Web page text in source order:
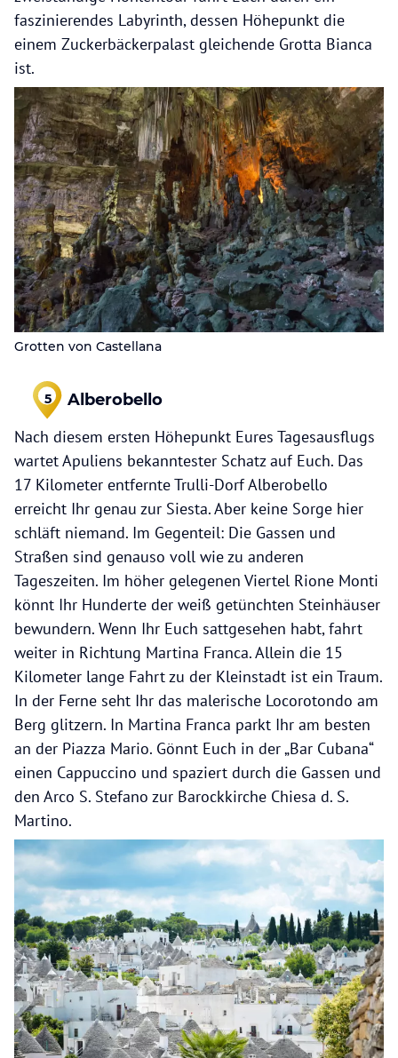
Grotten von Castellana
faszinierendes Labyrinth, dessen Höhepunkt die
einem Zuckerbäckerpalast gleichende Grotta Bianca
ist.
5 Alberobello
Nach diesem ersten Höhepunkt Eures Tagesausflugs
wartet Apuliens bekanntester Schatz auf Euch. Das
17 Kilometer entfernte Trulli-Dorf Alberobello
erreicht Ihr genau zur Siesta. Aber keine Sorge hier
schläft niemand. Im Gegenteil: Die Gassen und
Straßen sind genauso voll wie zu anderen
Tageszeiten. Im höher gelegenen Viertel Rione Monti
könnt Ihr Hunderte der weiß getünchten Steinhäuser
bewundern. Wenn Ihr Euch sattgesehen habt, fahrt
weiter in Richtung Martina Franca. Allein die 15
Kilometer lange Fahrt zu der Kleinstadt ist ein Traum.
In der Ferne seht Ihr das malerische Locorotondo am
Berg glitzern. In Martina Franca parkt Ihr am besten
an der Piazza Mario. Gönnt Euch in der „Bar Cubana“
einen Cappuccino und spaziert durch die Gassen und
den Arco S. Stefano zur Barockkirche Chiesa d. S.
Martino.